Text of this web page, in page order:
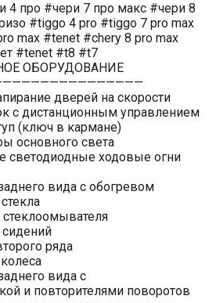
4 про #чери 7 про макс #чери 8
#tiggo 4 pro #tiggo 7 pro max
max #tenet #chery 8 pro max
#tenet #t8 #t7
ОБОРУДОВАНИЕ
дверей на скорости
с дистанционным управлением
(ключ в кармане)
основного света
светодиодные ходовые огни
вида с обогревом
ряда
вида с
и повторителями поворотов